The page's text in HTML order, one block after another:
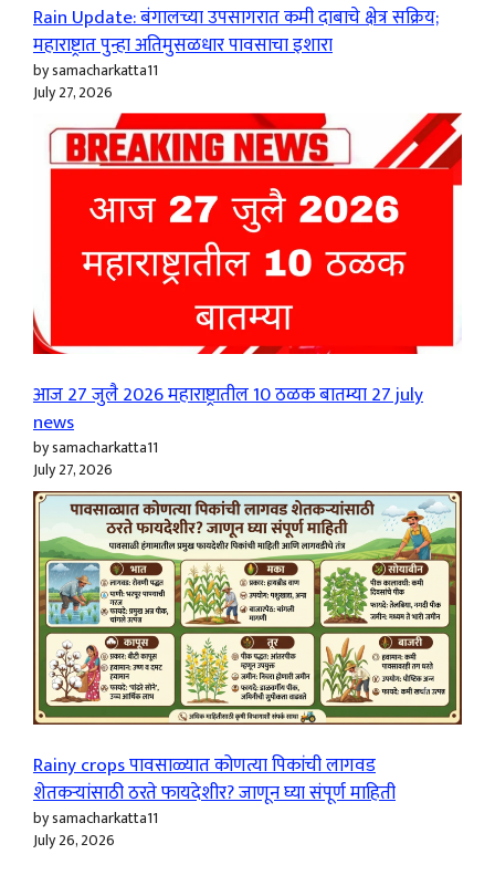
Rain Update: बंगालच्या उपसागरात कमी दाबाचे क्षेत्र सक्रिय;
महाराष्ट्रात पुन्हा अतिमुसळधार पावसाचा इशारा
by samacharkatta11
July 27, 2026
आज 27 जुलै 2026 महाराष्ट्रातील 10 ठळक बातम्या 27 july
news
by samacharkatta11
July 27, 2026
Rainy crops पावसाळ्यात कोणत्या पिकांची लागवड
शेतकऱ्यांसाठी ठरते फायदेशीर? जाणून घ्या संपूर्ण माहिती
by samacharkatta11
July 26, 2026